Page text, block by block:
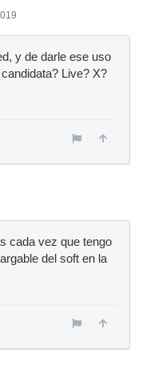
y de darle ese uso
Live? X?
cada vez que tengo
del soft en la